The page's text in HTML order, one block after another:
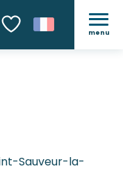
Voir les favoris
menu
Sauveur-la-